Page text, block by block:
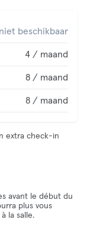
beschikbaar
4 / maand
8 / maand
8 / maand
extra check-in
avant le début du
plus vous
la salle.